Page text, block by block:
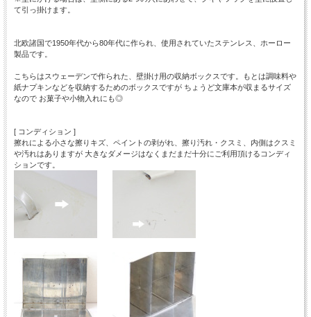
て引っ掛けます。
北欧諸国で1950年代から80年代に作られ、使用されていたステンレス、ホーロー
製品です。
こちらはスウェーデンで作られた、壁掛け用の収納ボックスです。もとは調味料や
紙ナプキンなどを収納するためのボックスですが ちょうど文庫本が収まるサイズ
なので お菓子や小物入れにも◎
[ コンディション ]
擦れによる小さな擦りキズ、ペイントの剥がれ、擦り汚れ・クスミ、内側はクスミ
や汚れはありますが 大きなダメージはなくまだまだ十分にご利用頂けるコンディ
ションです。